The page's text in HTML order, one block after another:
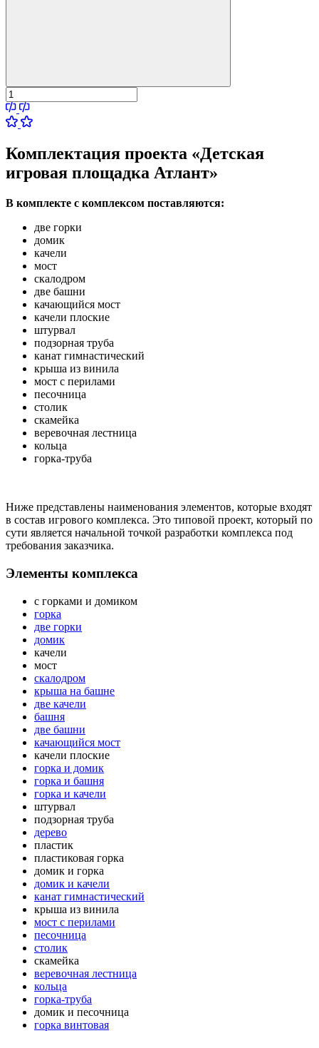
Комплектация проекта «Детская
игровая площадка Атлант»
В комплекте с комплексом поставляются:
две горки
домик
качели
мост
скалодром
две башни
качающийся мост
качели плоские
штурвал
подзорная труба
канат гимнастический
крыша из винила
мост с перилами
песочница
столик
скамейка
веревочная лестница
кольца
горка-труба
Ниже представлены наименования элементов, которые входят
в состав игрового комплекса. Это типовой проект, который по
сути является начальной точкой разработки комплекса под
требования заказчика.
Элементы комплекса
с горками и домиком
горка
две горки
домик
качели
мост
скалодром
крыша на башне
две качели
башня
две башни
качающийся мост
качели плоские
горка и домик
горка и башня
горка и качели
штурвал
подзорная труба
дерево
пластик
пластиковая горка
домик и горка
домик и качели
канат гимнастический
крыша из винила
мост с перилами
песочница
столик
скамейка
веревочная лестница
кольца
горка-труба
домик и песочница
горка винтовая